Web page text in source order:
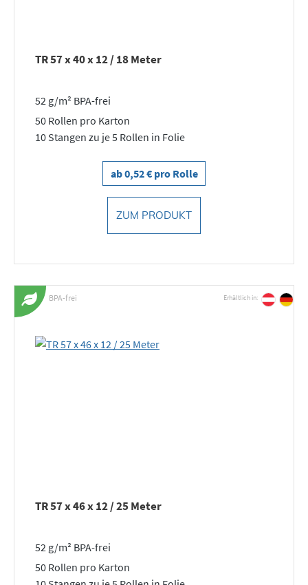
TR 57 x 40 x 12 / 18 Meter
52 g/m² BPA-frei
50 Rollen pro Karton
10 Stangen zu je 5 Rollen in Folie
ab 0,52 € pro Rolle
ZUM PRODUKT
BPA-frei Erhältlich in:
TR 57 x 46 x 12 / 25 Meter
52 g/m² BPA-frei
50 Rollen pro Karton